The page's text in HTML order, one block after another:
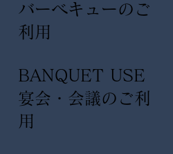
バーベキューのご
利用
宴会・会議のご利
用
BANQUET USE